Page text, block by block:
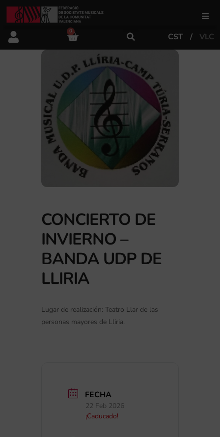
FSMCV
Áreas de gestión
Área educativa
Área artística
0
CST VLC
CONCIERTO DE
INVIERNO –
BANDA UDP DE
LLIRIA
Lugar de realización: Teatro Llar de las
personas mayores de Lliria.
FECHA
22 Feb 2026
¡Caducado!